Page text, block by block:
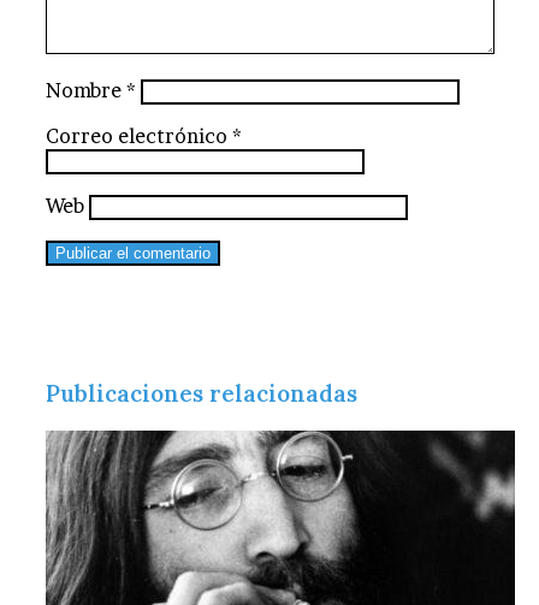
Nombre *
Correo electrónico *
Web
Publicaciones relacionadas